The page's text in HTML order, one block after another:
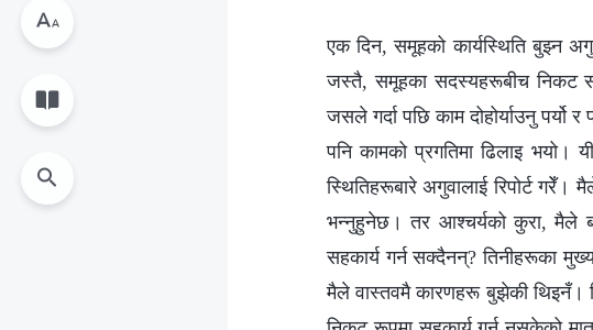
एक दिन, समूहको कार्यस्थिति बुझ्न
जस्तै, समूहका सदस्यहरूबीच निकट
जसले गर्दा पछि काम दोहोर्याउनु पर्यो
पनि कामको प्रगतिमा ढिलाइ भयो।
स्थितिहरूबारे अगुवालाई रिपोर्ट
भन्नुहुनेछ। तर आश्चर्यको कुरा, मैले
सहकार्य गर्न सक्दैनन्? तिनीहरूका
मैले वास्तवमै कारणहरू बुझेकी थिइनँ।